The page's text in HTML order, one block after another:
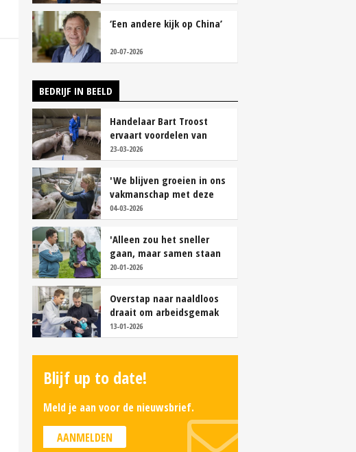
‘Een andere kijk op China’
20-07-2026
BEDRIJF IN BEELD
Handelaar Bart Troost
ervaart voordelen van
coöperatieve voerfusie
23-03-2026
'We blijven groeien in ons
vakmanschap met deze
teamaanpak'
04-03-2026
'Alleen zou het sneller
gaan, maar samen staan
we stukken sterker'
20-01-2026
Overstap naar naaldloos
draait om arbeidsgemak
en diervriendelijkheid
13-01-2026
Blijf up to date!
Meld je aan voor de nieuwsbrief.
AANMELDEN